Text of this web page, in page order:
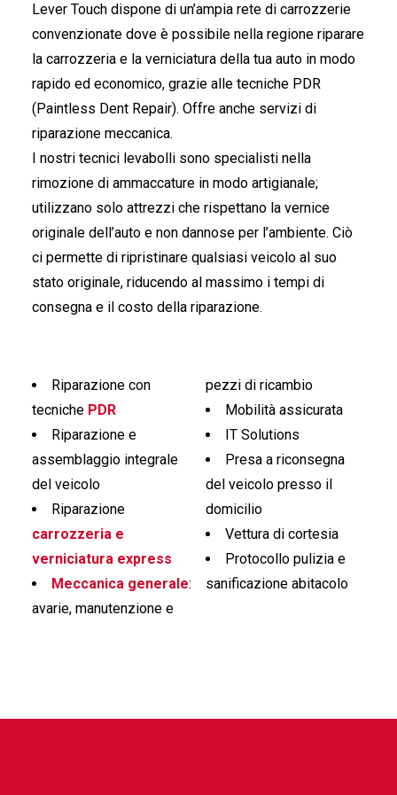
Lever Touch dispone di un’ampia rete di carrozzerie
convenzionate dove è possibile nella regione riparare
la carrozzeria e la verniciatura della tua auto in modo
rapido ed economico, grazie alle tecniche PDR
(Paintless Dent Repair). Offre anche servizi di
riparazione meccanica.
I nostri tecnici levabolli sono specialisti nella
rimozione di ammaccature in modo artigianale;
utilizzano solo attrezzi che rispettano la vernice
originale dell’auto e non dannose per l’ambiente. Ciò
ci permette di ripristinare qualsiasi veicolo al suo
stato originale, riducendo al massimo i tempi di
consegna e il costo della riparazione.
Riparazione con
tecniche PDR
Riparazione e
assemblaggio integrale
del veicolo
Riparazione
carrozzeria e
verniciatura express
Meccanica generale:
avarie, manutenzione e
pezzi di ricambio
Mobilità assicurata
IT Solutions
Presa a riconsegna
del veicolo presso il
domicilio
Vettura di cortesia
Protocollo pulizia e
sanificazione abitacolo